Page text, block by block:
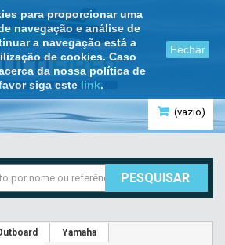
para proporcionar uma
navegação e análise de
a navegação está a
de cookies. Caso
da nossa política de
siga este link.
Fechar
(vazio)
PESQUISAR
Yamaha